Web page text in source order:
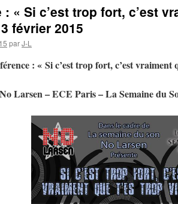
« Si c’est trop fort, c’est
février 2015
parJ-L
: « Si c’est trop fort, c’est vraiment
No Larsen – ECE Paris – La Semaine du